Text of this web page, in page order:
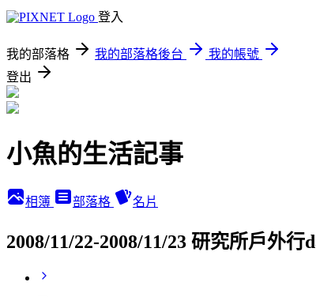
登入
我的部落格 我的部落格後台
我的帳號
登出
小魚的生活記事
相簿 部落格 名片
2008/11/22-2008/11/23 研究所戶外行